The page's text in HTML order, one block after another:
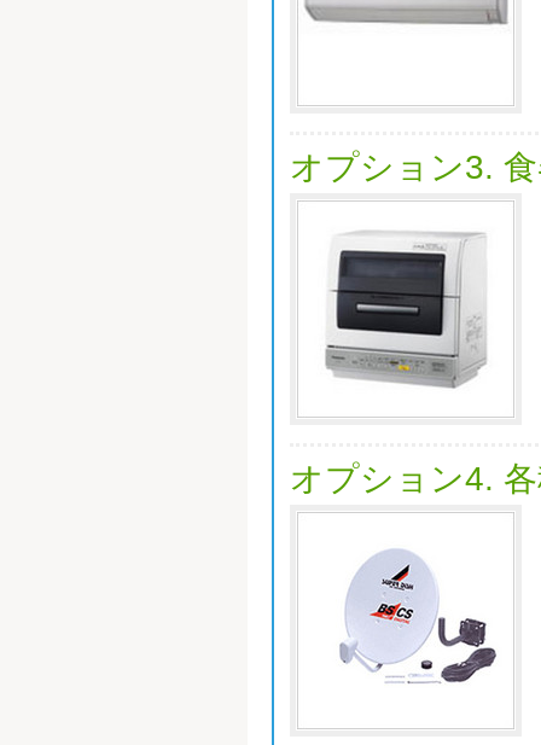
オプション3.
オプション4.